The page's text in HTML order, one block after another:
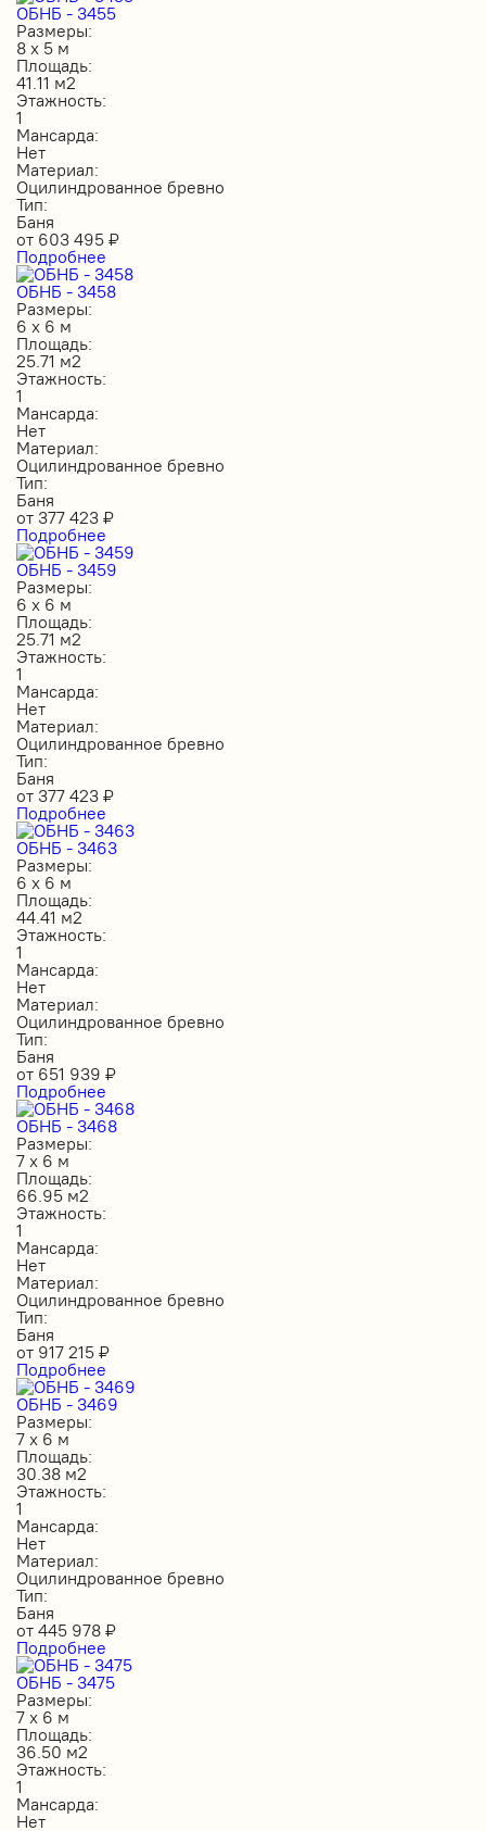
ОБНБ - 3455
Размеры:
8 х 5 м
Площадь:
41.11 м2
Этажность:
1
Мансарда:
Нет
Материал:
Оцилиндрованное бревно
Тип:
Баня
от 603 495 ₽
Подробнее
ОБНБ - 3458
Размеры:
6 х 6 м
Площадь:
25.71 м2
Этажность:
1
Мансарда:
Нет
Материал:
Оцилиндрованное бревно
Тип:
Баня
от 377 423 ₽
Подробнее
ОБНБ - 3459
Размеры:
6 х 6 м
Площадь:
25.71 м2
Этажность:
1
Мансарда:
Нет
Материал:
Оцилиндрованное бревно
Тип:
Баня
от 377 423 ₽
Подробнее
ОБНБ - 3463
Размеры:
6 х 6 м
Площадь:
44.41 м2
Этажность:
1
Мансарда:
Нет
Материал:
Оцилиндрованное бревно
Тип:
Баня
от 651 939 ₽
Подробнее
ОБНБ - 3468
Размеры:
7 х 6 м
Площадь:
66.95 м2
Этажность:
1
Мансарда:
Нет
Материал:
Оцилиндрованное бревно
Тип:
Баня
от 917 215 ₽
Подробнее
ОБНБ - 3469
Размеры:
7 х 6 м
Площадь:
30.38 м2
Этажность:
1
Мансарда:
Нет
Материал:
Оцилиндрованное бревно
Тип:
Баня
от 445 978 ₽
Подробнее
ОБНБ - 3475
Размеры:
7 х 6 м
Площадь:
36.50 м2
Этажность:
1
Мансарда:
Нет